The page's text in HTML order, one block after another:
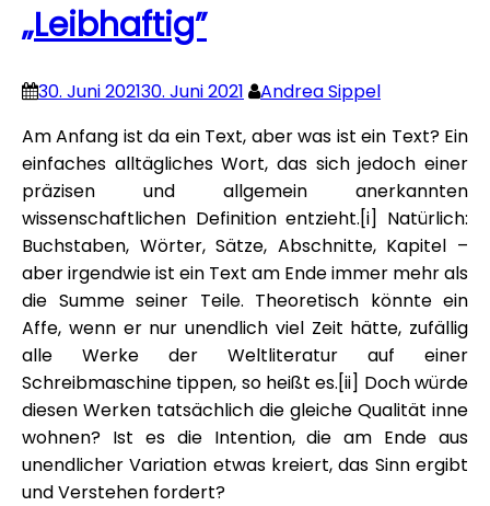
„Leibhaftig”
30. Juni 202130. Juni 2021
Andrea Sippel
Am Anfang ist da ein Text, aber was ist ein Text? Ein
einfaches alltägliches Wort, das sich jedoch einer
präzisen und allgemein anerkannten
wissenschaftlichen Definition entzieht.[i] Natürlich:
Buchstaben, Wörter, Sätze, Abschnitte, Kapitel –
aber irgendwie ist ein Text am Ende immer mehr als
die Summe seiner Teile. Theoretisch könnte ein
Affe, wenn er nur unendlich viel Zeit hätte, zufällig
alle Werke der Weltliteratur auf einer
Schreibmaschine tippen, so heißt es.[ii] Doch würde
diesen Werken tatsächlich die gleiche Qualität inne
wohnen? Ist es die Intention, die am Ende aus
unendlicher Variation etwas kreiert, das Sinn ergibt
und Verstehen fordert?